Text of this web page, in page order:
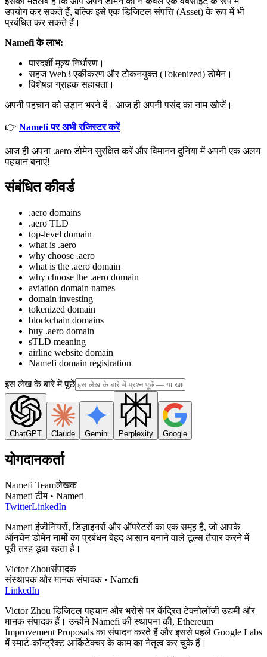
उपयोग कर सकते हैं, बल्कि इसे एक डिजिटल संपत्ति (Asset) के रूप में भी
प्रबंधित कर सकते हैं।
Namefi के लाभ:
पारदर्शी मूल्य निर्धारण।
सहज Web3 एकीकरण और टोकनयुक्त (Tokenized) डोमेन।
विशेषज्ञ ग्राहक सहायता।
अपनी पहचान को उड़ान भरने दें। आज ही अपनी पसंद का नाम खोजें।
👉 Namefi पर अभी रजिस्टर करें
आज ही अपना .aero डोमेन सुरक्षित करें और विमानन दुनिया में अपनी एक अलग
पहचान बनाएं!
संबंधित कीवर्ड
.aero domains
.aero TLD
top-level domain
what is .aero
why choose .aero
what is the .aero domain
why choose the .aero domain
aviation domain names
domain investing
tokenized domain
blockchain domains
buy .aero domain
sTLD meaning
airline website domain
Namefi domain registration
इस लेख के बारे में पूछें
ChatGPT Claude Gemini Perplexity Google
योगदानकर्ता
Namefi Teamलेखक
Namefi टीम • Namefi
TwitterLinkedIn
Namefi इंजीनियरों, डिज़ाइनरों और ऑपरेटरों का एक समूह है, जो आपके
ऑनचेन डोमेन नामों का प्रबंधन बेहद आसान बनाने वाले टूल्स तैयार करने में
पूरी तरह डूबा रहता है।
Victor Zhouसंपादक
संस्थापक और मानक संपादक • Namefi
LinkedIn
Victor Zhou डिजिटल पहचान और भरोसे पर केंद्रित टेक्नोलॉजी उद्यमी और
मानक संपादक हैं। उन्होंने Namefi की स्थापना की, Ethereum
Improvement Proposals का संपादन करते हैं और इससे पहले Google Labs
में स्मार्ट-कॉन्ट्रैक्ट आर्किटेक्चर के काम का नेतृत्व कर चुके हैं।